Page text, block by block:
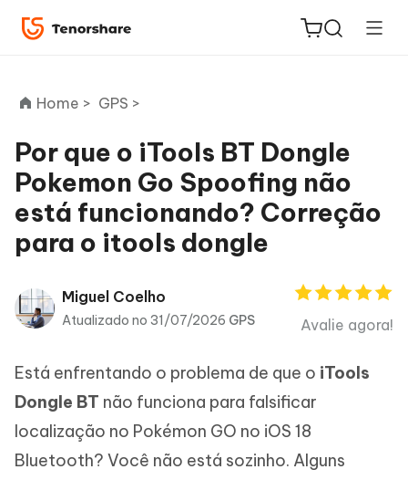
ReiBoot
for iOS
PDNob
Editor
Home > GPS >
Por que o iTools BT Dongle
Pokemon Go Spoofing não
está funcionando? Correção
para o itools dongle
Miguel Coelho
Atualizado no 31/07/2026 GPS Avalie agora!
Está enfrentando o problema de que o iTools
Dongle BT não funciona para falsificar
localização no Pokémon GO no iOS 18
Bluetooth? Você não está sozinho. Alguns